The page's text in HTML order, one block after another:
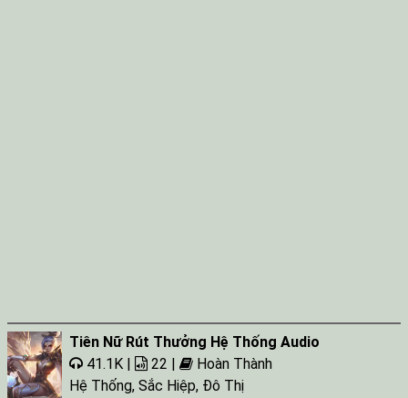
Tiên Nữ Rút Thưởng Hệ Thống Audio
41.1K |
22 |
Hoàn Thành
Hệ Thống, Sắc Hiệp, Đô Thị